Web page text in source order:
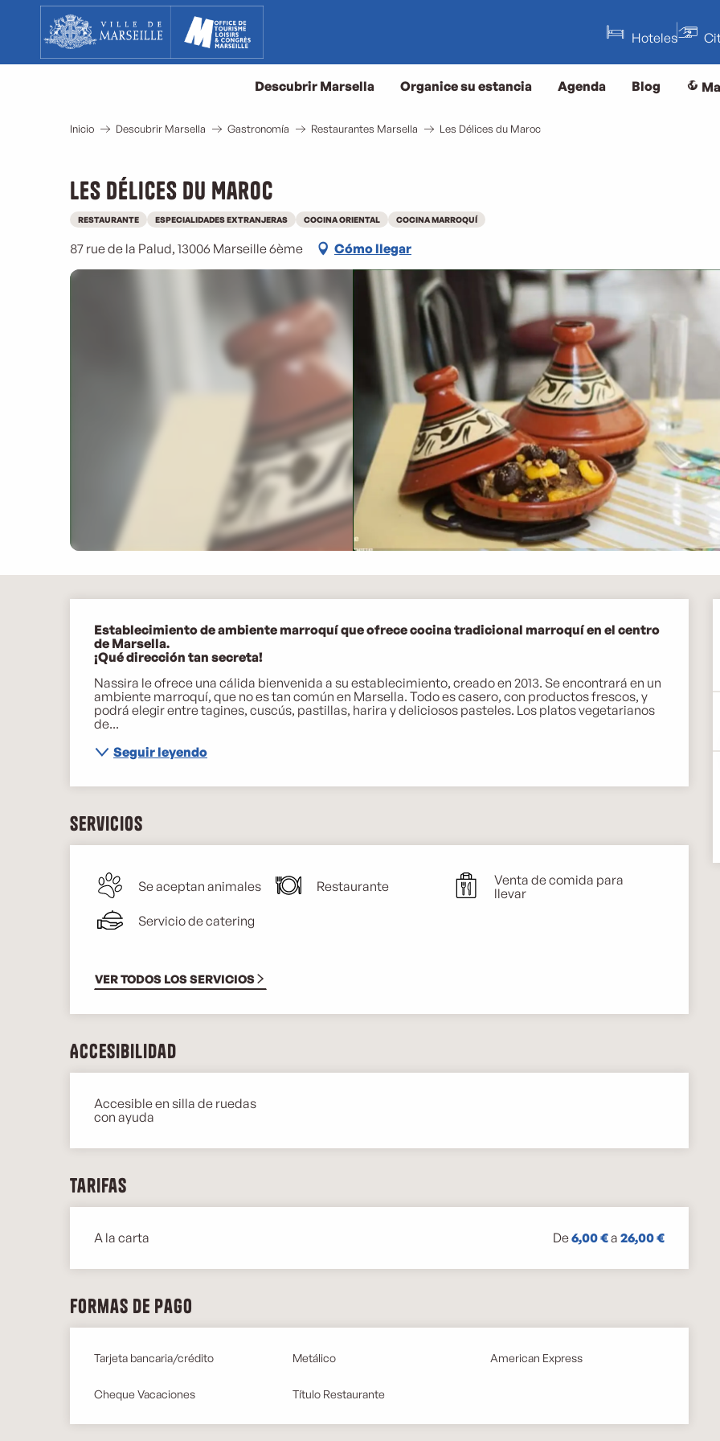
contenu
principal
Hoteles
Descubrir Marsella Organice su estancia Agenda Blog
Inicio Descubrir Marsella Gastronomía Restaurantes Marsella Les Délices du Maroc
Les Délices du Maroc
RESTAURANTE ESPECIALIDADES EXTRANJERAS COCINA ORIENTAL COCINA MARROQUÍ
87 rue de la Palud, 13006 Marseille 6ème Cómo llegar
Descripción
Establecimiento de ambiente marroquí que ofrece cocina tradicional marroquí en el centro
de Marsella.
¡Qué dirección tan secreta!
Nassira le ofrece una cálida bienvenida a su establecimiento, creado en 2013. Se encontrará en un
ambiente marroquí, que no es tan común en Marsella. Todo es casero, con productos frescos, y
podrá elegir entre tagines, cuscús, pastillas, harira y deliciosos pasteles. Los platos vegetarianos
de...
Seguir leyendo
Servicios
Se aceptan animales Restaurante
Venta de comida para
llevar
Servicio de catering
VER TODOS LOS SERVICIOS
Accesibilidad
Accesible en silla de ruedas
con ayuda
Tarifas
Tarifas 2026
A la carta De6,00 €a26,00 €
Formas de pago
Tarjeta bancaria/crédito Metálico American Express
Cheque Vacaciones Título Restaurante